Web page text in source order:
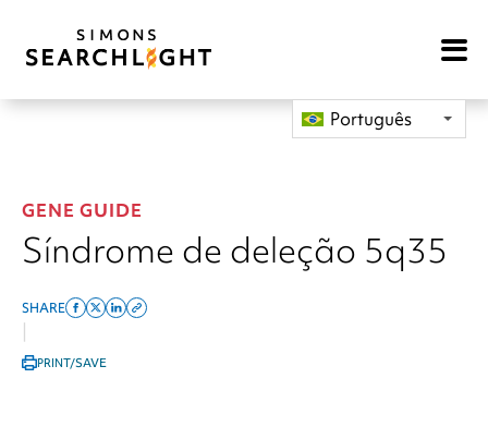
Open
Português
GENE GUIDE
Síndrome de deleção 5q35
SHARE
Share
Share
ShareCopy
PRINT/SAVE